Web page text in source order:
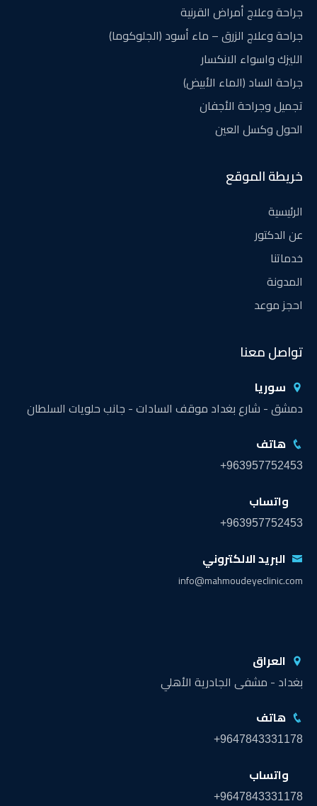
جراحة وعلاج أمراض القرنية
جراحة وعلاج الزرق – ماء أسود (الجلوكوما)
الليزك واسواء الانكسار
جراحة الساد (الماء الأبيض)
تجميل وجراحة الأجفان
الحول وكسل العين
خريطة الموقع
الرئيسية
عن الدكتور
خدماتنا
المدونة
احجز موعد
تواصل معنا
سوريا
دمشق - شارع بغداد موقف السادات - جانب حلويات السلطان
هاتف
+963957752453
واتساب
+963957752453
البريد الالكتروني
info@mahmoudeyeclinic.com
العراق
بغداد - مشفى الجادرية الأهلي
هاتف
+9647843331178
واتساب
+9647843331178